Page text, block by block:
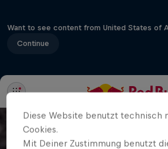
Want to see content from United States of
Continue
Diese Website benutzt technisch
Cookies.
Mit Deiner Zustimmung benutzt